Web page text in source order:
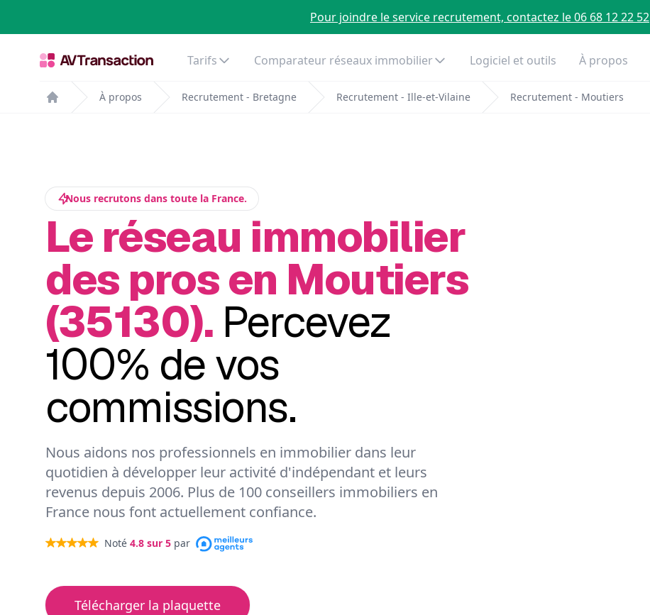
Pour joindre le service recrutement, contactez le 06 68 12 22 52
Tarifs Comparateur réseaux immobilier Logiciel et outils À propos
Home
À propos Recrutement - Bretagne Recrutement - Ille-et-Vilaine Recrutement - Moutiers
Nous recrutons dans toute la France.
Le réseau immobilier
des pros en Moutiers
(35130). Percevez
100% de vos
commissions.
Nous aidons nos professionnels en immobilier dans leur
quotidien à développer leur activité d'indépendant et leurs
revenus depuis 2006. Plus de 100 conseillers immobiliers en
France nous font actuellement confiance.
Noté 4.8 sur 5 par
Télécharger la plaquette